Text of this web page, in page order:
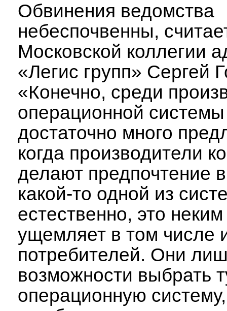
Обвинения ведомства
небеспочвенны,
Московской коллегии
«Легис групп» Сергей
«Конечно, среди
операционной
достаточно много
когда производители
делают предпочтение
какой-то одной из
естественно, это
ущемляет в том числе
потребителей. Они
возможности выбрать
операционную